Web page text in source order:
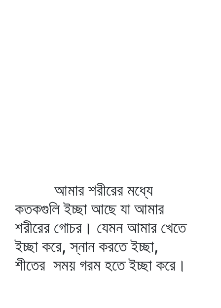
আমার শরীরের মধ্যে
কতকগুলি ইচ্ছা আছে যা আমার
শরীরের গোচর। যেমন আমার খেতে
ইচ্ছা করে, স্নান করতে ইচ্ছা,
শীতের সময় গরম হতে ইচ্ছা করে।